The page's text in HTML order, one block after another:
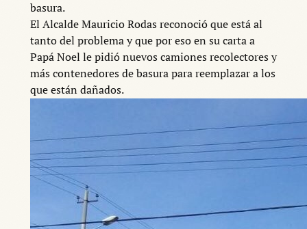
basura.
El Alcalde Mauricio Rodas reconoció que está al
tanto del problema y que por eso en su carta a
Papá Noel le pidió nuevos camiones recolectores y
más contenedores de basura para reemplazar a los
que están dañados.